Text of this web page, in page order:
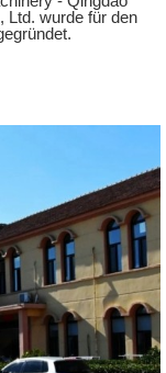
Ltd. wurde für den